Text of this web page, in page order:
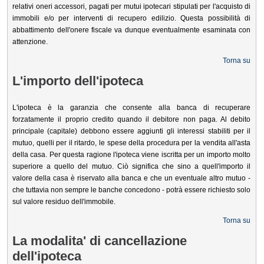
relativi oneri accessori, pagati per mutui ipotecari stipulati per l'acquisto di
immobili e/o per interventi di recupero edilizio. Questa possibilità di
abbattimento dell'onere fiscale va dunque eventualmente esaminata con
attenzione.
Torna su
L'importo dell'ipoteca
L'ipoteca è la garanzia che consente alla banca di recuperare
forzatamente il proprio credito quando il debitore non paga. Al debito
principale (capitale) debbono essere aggiunti gli interessi stabiliti per il
mutuo, quelli per il ritardo, le spese della procedura per la vendita all'asta
della casa. Per questa ragione l'ipoteca viene iscritta per un importo molto
superiore a quello del mutuo. Ciò significa che sino a quell'importo il
valore della casa è riservato alla banca e che un eventuale altro mutuo -
che tuttavia non sempre le banche concedono - potrà essere richiesto solo
sul valore residuo dell'immobile.
Torna su
La modalita' di cancellazione
dell'ipoteca